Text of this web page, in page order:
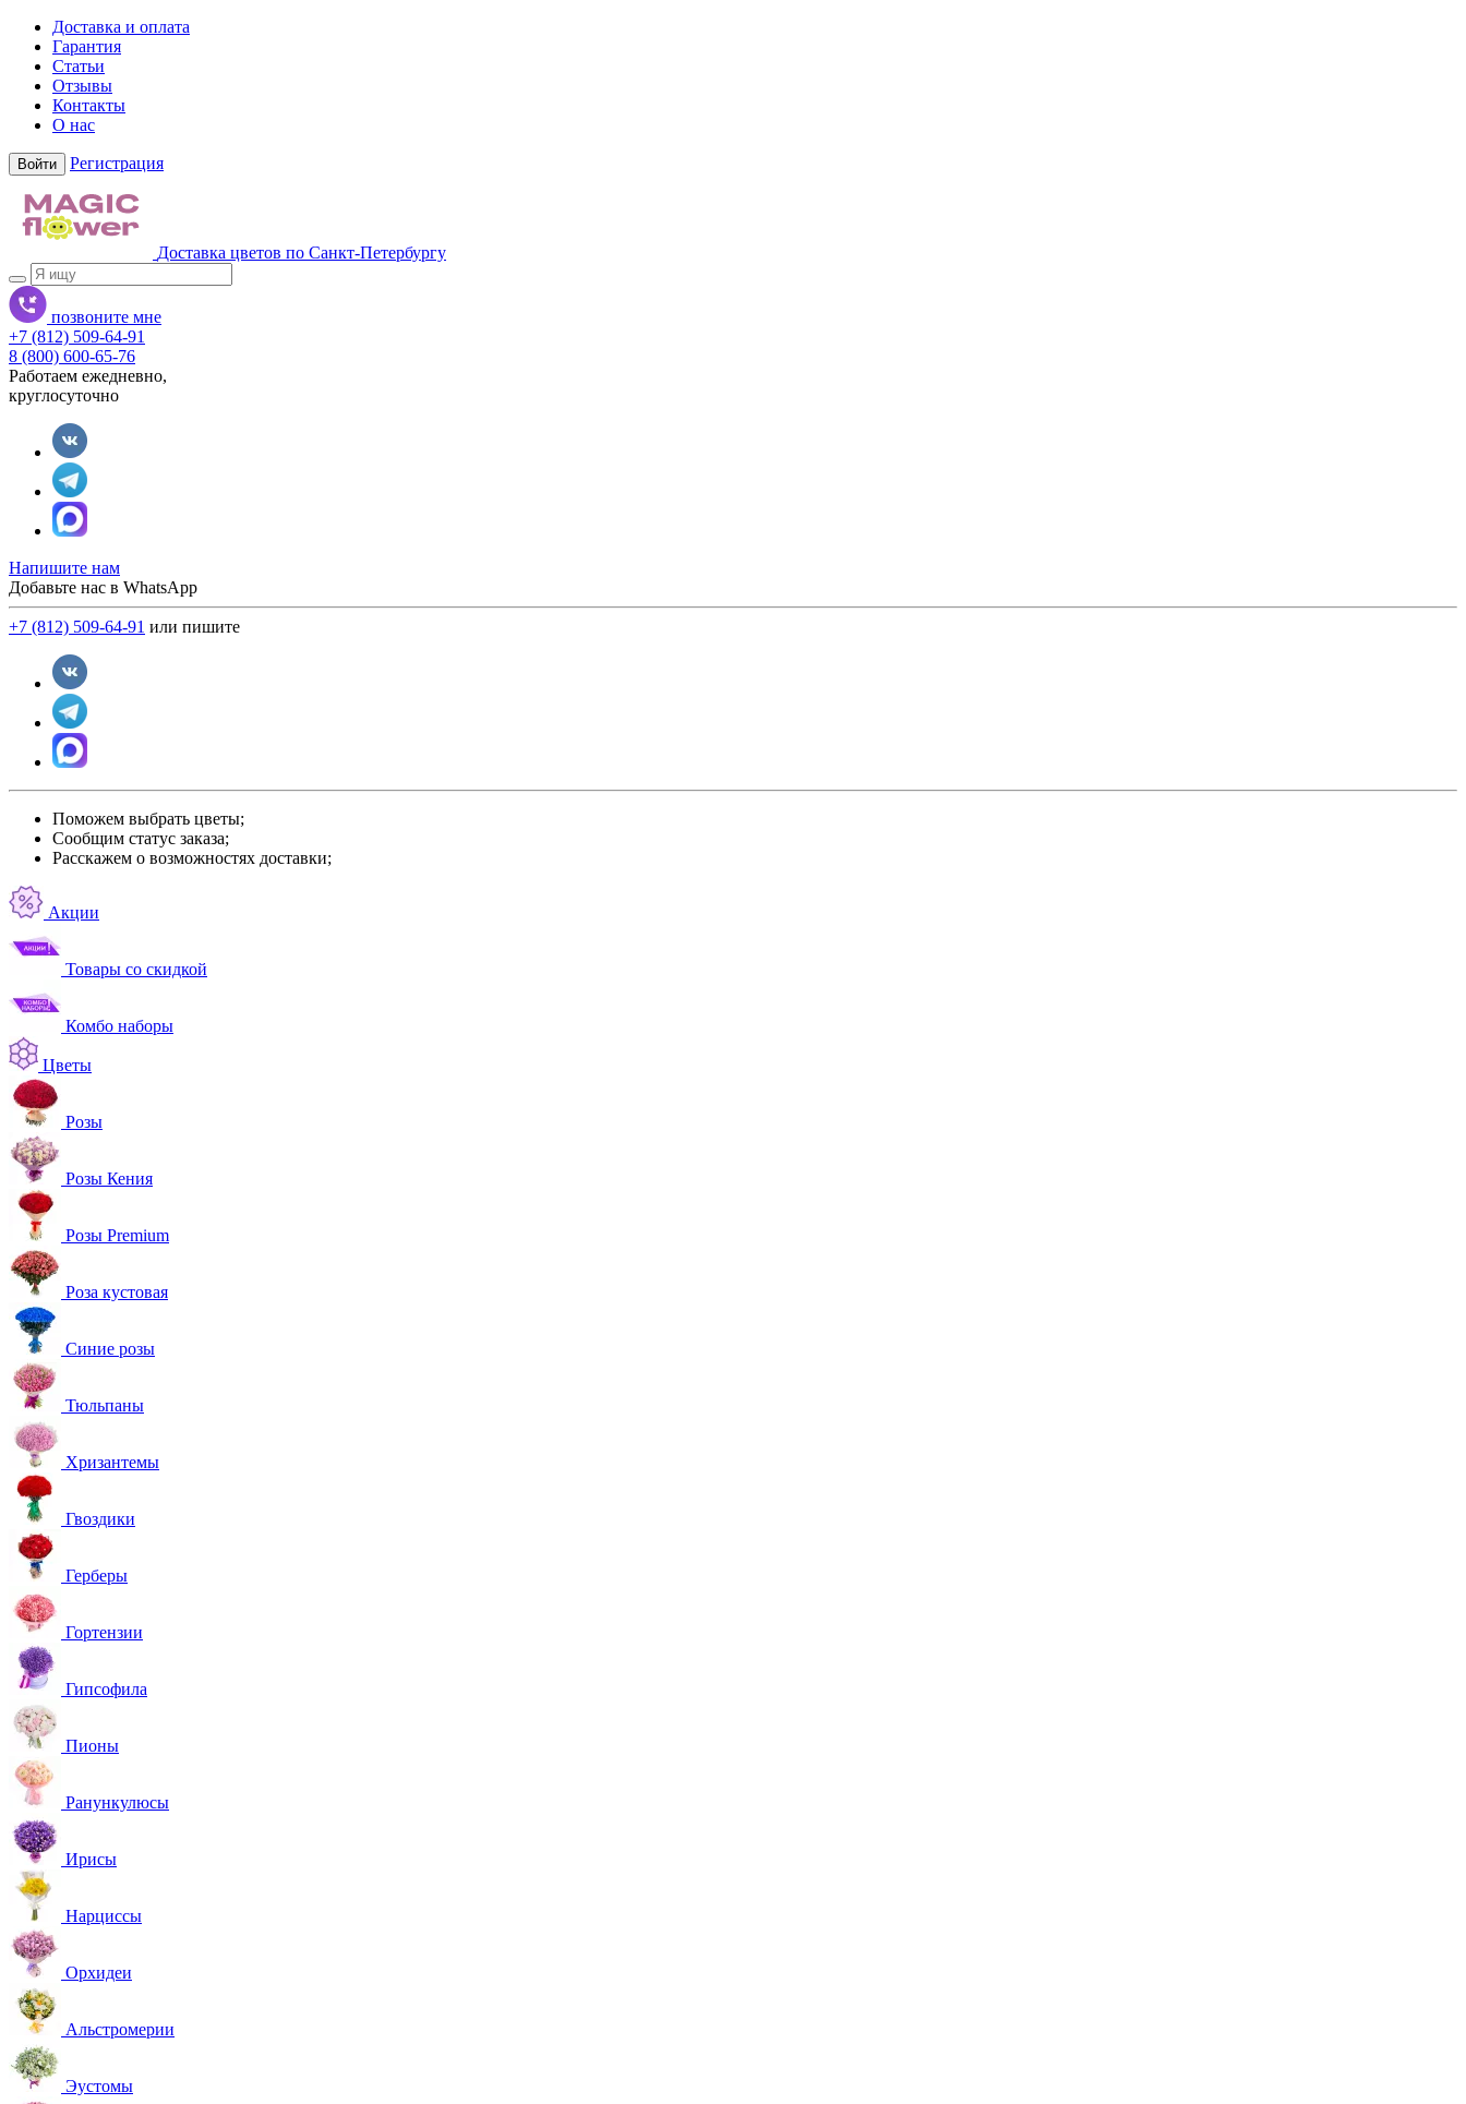
Доставка и оплата
Гарантия
Статьи
Отзывы
Контакты
О нас
Войти Регистрация
Доставка цветов по Санкт-Петербургу
позвоните мне
+7 (812) 509-64-91
8 (800) 600-65-76
Работаем ежедневно,
круглосуточно
Напишите нам
Добавьте нас в WhatsApp
+7 (812) 509-64-91 или пишите
Поможем выбрать цветы;
Сообщим статус заказа;
Расскажем о возможностях доставки;
Акции
Товары со скидкой
Комбо наборы
Цветы
Розы
Розы Кения
Розы Premium
Роза кустовая
Синие розы
Тюльпаны
Хризантемы
Гвоздики
Герберы
Гортензии
Гипсофила
Пионы
Ранункулюсы
Ирисы
Нарциссы
Орхидеи
Альстромерии
Эустомы